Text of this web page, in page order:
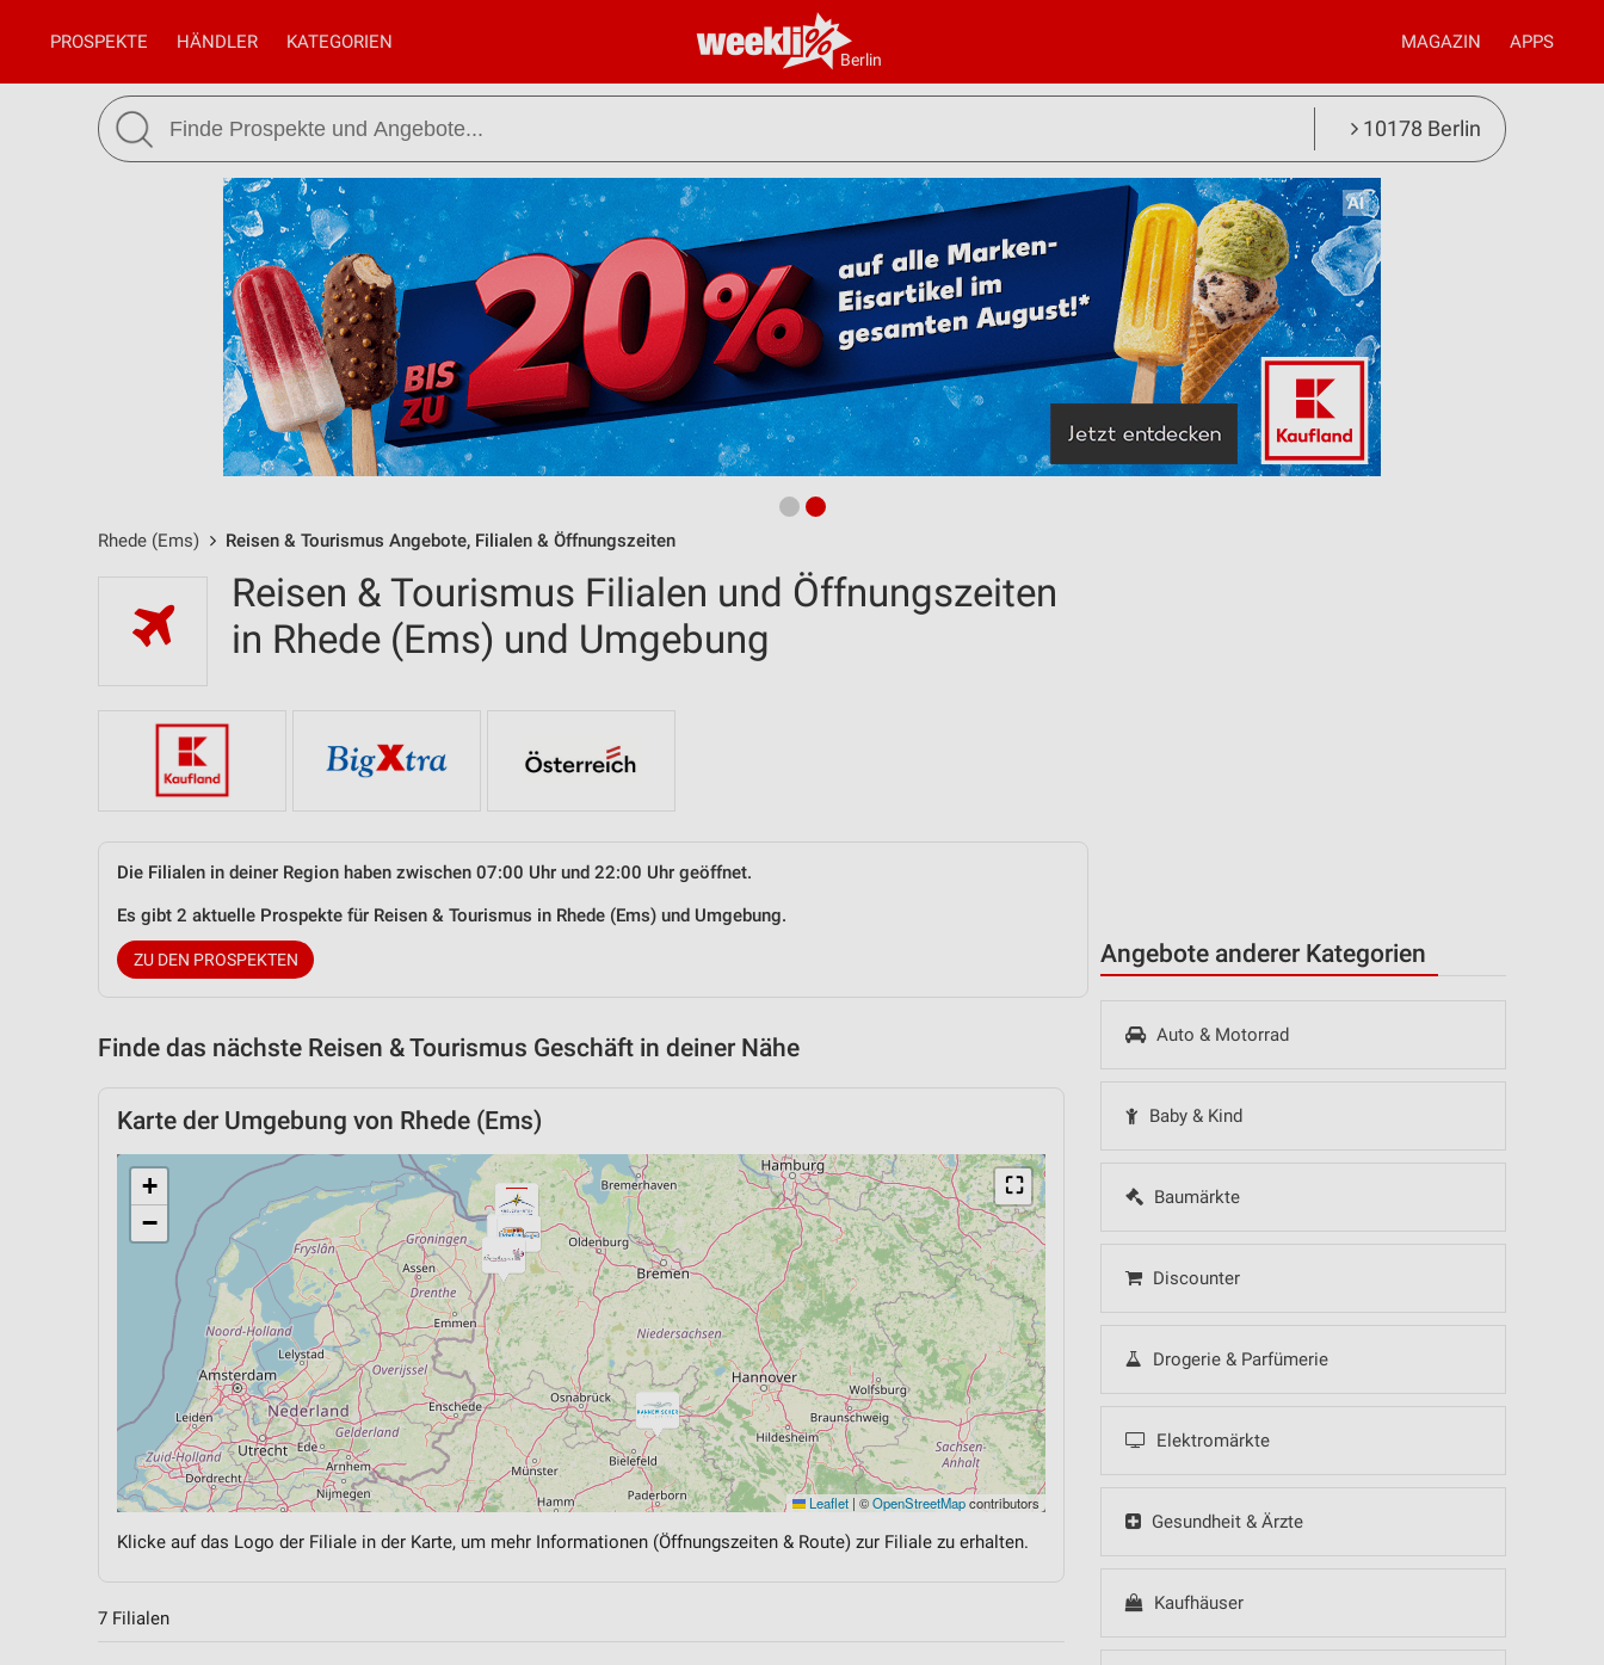
Berlin
PROSPEKTE HÄNDLER KATEGORIEN MAGAZIN APPS
10178 Berlin
Rhede (Ems) Reisen & Tourismus Angebote, Filialen & Öffnungszeiten
Angebote anderer Kategorien
Auto & Motorrad
Baby & Kind
Baumärkte
Discounter
Drogerie & Parfümerie
Elektromärkte
Gesundheit & Ärzte
Kaufhäuser
Reisen & Tourismus Filialen und Öffnungszeiten
in Rhede (Ems) und Umgebung
Die Filialen in deiner Region haben zwischen 07:00 Uhr und 22:00 Uhr geöffnet.
Es gibt 2 aktuelle Prospekte für Reisen & Tourismus in Rhede (Ems) und Umgebung.
ZU DEN PROSPEKTEN
Finde das nächste Reisen & Tourismus Geschäft in deiner Nähe
Karte der Umgebung von Rhede (Ems)
⛶
+
−
Leaflet | ©OpenStreetMapcontributors
Klicke auf das Logo der Filiale in der Karte, um mehr Informationen (Öffnungszeiten & Route) zur Filiale zu erhalten.
7 Filialen